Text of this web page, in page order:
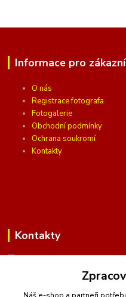
Informace pro
O nás
Registrace fotografa
Fotogalerie
Obchodní podmínky
Ochrana soukromí
Kontakty
Kontakty
(Po-Pá, 10 - 16 hod.)